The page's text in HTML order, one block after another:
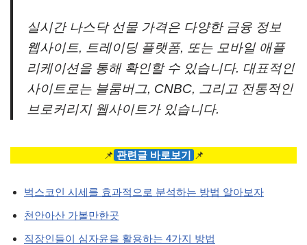
실시간 나스닥 선물 가격은 다양한 금융 정보
웹사이트, 트레이딩 플랫폼, 또는 모바일 애플
리케이션을 통해 확인할 수 있습니다. 대표적인
사이트로는 블룸버그, CNBC, 그리고 전통적인
브로커리지 웹사이트가 있습니다.
📌 관련글 바로보기 📌
벅스코인 시세를 효과적으로 분석하는 방법 알아보자
천안아산 가볼만한곳
직장인들이 심자윤을 활용하는 4가지 방법